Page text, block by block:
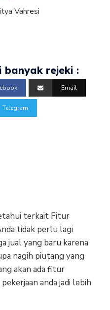
Vahresi
banyak rejeki :
Email
Telegram
terkait Fitur
tidak perlu lagi
jual yang baru karena
nagih piutang yang
akan ada fitur
anda jadi lebih